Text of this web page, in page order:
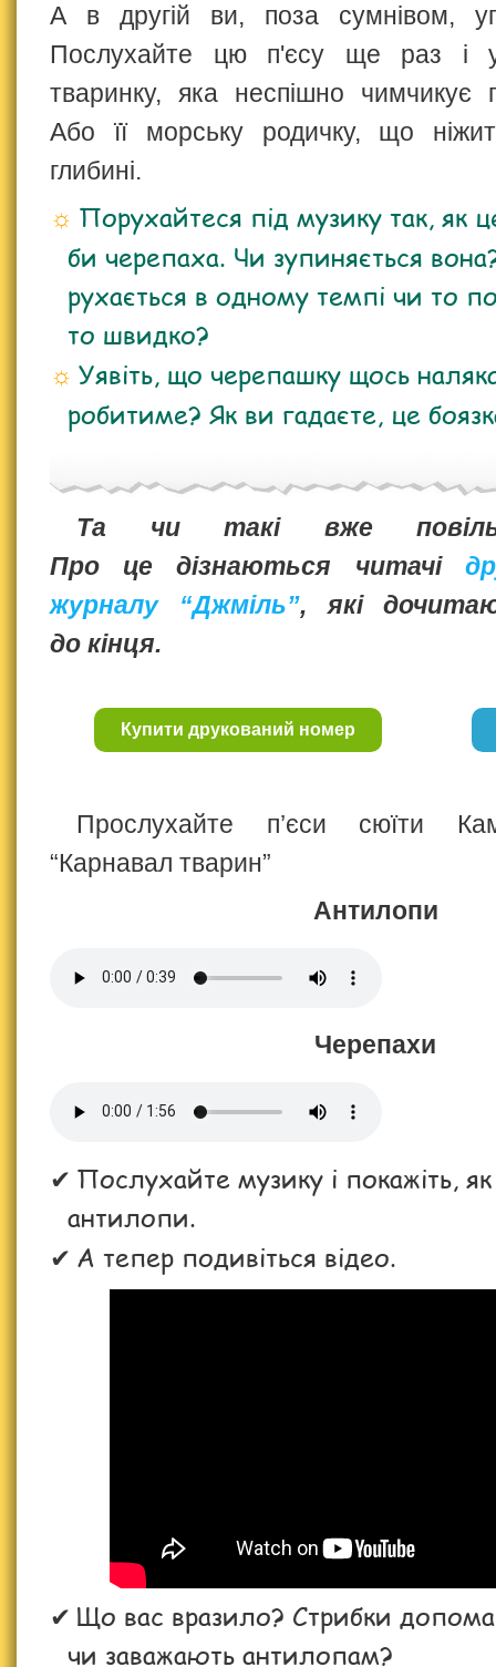
А в другій ви, поза сумнівом,
Послухайте цю п'єсу ще раз і
тваринку, яка неспішно чимчикує
Або її морську родичку, що
глибині.
Порухайтеся під музику так, як
би черепаха. Чи зупиняється
рухається в одному темпі чи то
то швидко?
Уявіть, що черепашку щось
робитиме? Як ви гадаєте, це
Та чи такі вже
Про це дізнаються читачі
журналу “Джміль”, які
до кінця.
Купити друкований номер
Прослухайте п’єси сюїти
“Карнавал тварин”
Антилопи
Черепахи
Послухайте музику і покажіть, як
антилопи.
А тепер подивіться відео.
Що вас вразило? Стрибки
чи заважають антилопам?